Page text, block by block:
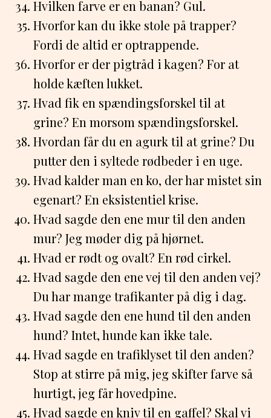
Hvilken farve er en banan? Gul.
Hvorfor kan du ikke stole på trapper?
Fordi de altid er optrappende.
Hvorfor er der pigtråd i kagen? For at
holde kæften lukket.
Hvad fik en spændingsforskel til at
grine? En morsom spændingsforskel.
Hvordan får du en agurk til at grine? Du
putter den i syltede rødbeder i en uge.
Hvad kalder man en ko, der har mistet sin
egenart? En eksistentiel krise.
Hvad sagde den ene mur til den anden
mur? Jeg møder dig på hjørnet.
Hvad er rødt og ovalt? En rød cirkel.
Hvad sagde den ene vej til den anden vej?
Du har mange trafikanter på dig i dag.
Hvad sagde den ene hund til den anden
hund? Intet, hunde kan ikke tale.
Hvad sagde en trafiklyset til den anden?
Stop at stirre på mig, jeg skifter farve så
hurtigt, jeg får hovedpine.
Hvad sagde en kniv til en gaffel? Skal vi